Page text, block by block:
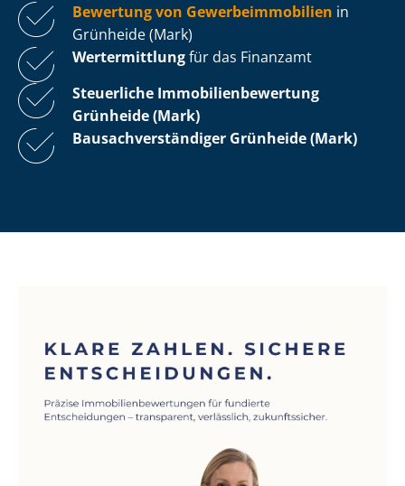
Bewertung von Ge­wer­be­im­mo­bi­li­en in
Grünheide (Mark)
Wertermittlungfür das Finanzamt
Steuerliche Im­mo­bi­li­en­be­wer­tung
Grünheide (Mark)
Bau­sach­ver­stän­di­ger Grünheide (Mark)